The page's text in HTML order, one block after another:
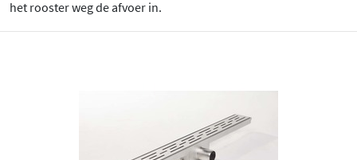
het rooster weg de afvoer in.